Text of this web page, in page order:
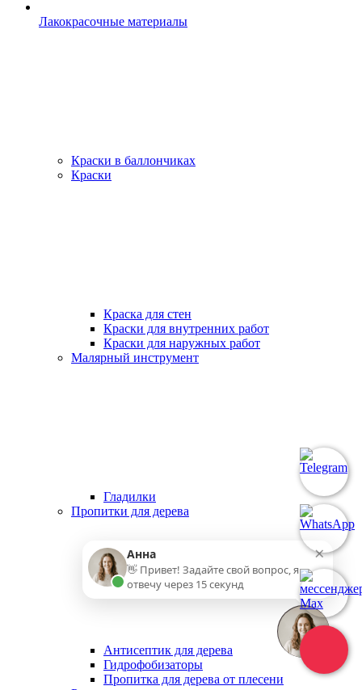
Лакокрасочные материалы
Краски в баллончиках
Краски
Краска для стен
Краски для внутренних работ
Краски для наружных работ
Малярный инструмент
Гладилки
Пропитки для дерева
Антисептик для дерева
Гидрофобизаторы
Пропитка для дерева от плесени
×
Анна
👋 Привет! Задайте свой вопрос, я
отвечу через 15 секунд